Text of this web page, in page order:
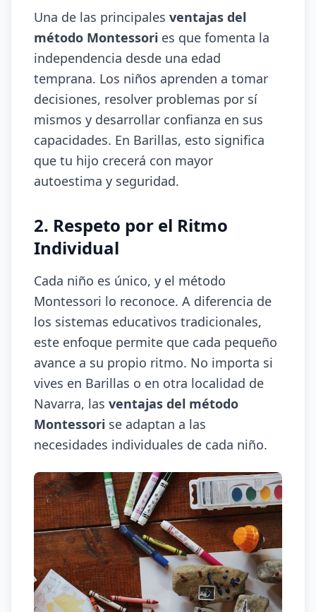
Una de las principales ventajas del
método Montessori es que fomenta la
independencia desde una edad
temprana. Los niños aprenden a tomar
decisiones, resolver problemas por sí
mismos y desarrollar confianza en sus
capacidades. En Barillas, esto significa
que tu hijo crecerá con mayor
autoestima y seguridad.
2. Respeto por el Ritmo
Individual
Cada niño es único, y el método
Montessori lo reconoce. A diferencia de
los sistemas educativos tradicionales,
este enfoque permite que cada pequeño
avance a su propio ritmo. No importa si
vives en Barillas o en otra localidad de
Navarra, las ventajas del método
Montessori se adaptan a las
necesidades individuales de cada niño.